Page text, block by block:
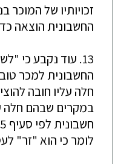
זכויותיו של המוכר
החשבונית הוצאה
13. עוד נקבע כי
החשבונית למכר
חלה עליו חובה
במקרים שבהם חלה
לומר כי הוא "זר"